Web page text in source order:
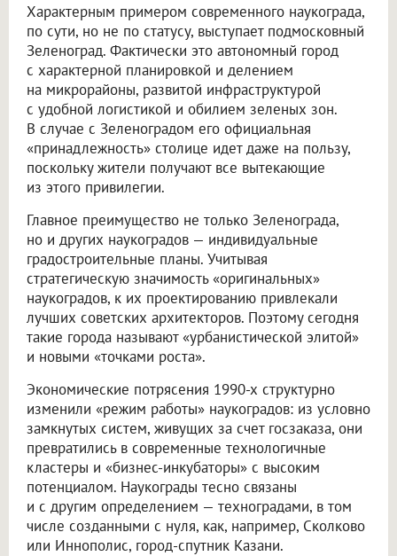
Характерным примером современного наукограда,
по сути, но не по статусу, выступает подмосковный
Зеленоград. Фактически это автономный город
с характерной планировкой и делением
на микрорайоны, развитой инфраструктурой
с удобной логистикой и обилием зеленых зон.
В случае с Зеленоградом его официальная
«принадлежность» столице идет даже на пользу,
поскольку жители получают все вытекающие
из этого привилегии.
Главное преимущество не только Зеленограда,
но и других наукоградов — индивидуальные
градостроительные планы. Учитывая
стратегическую значимость «оригинальных»
наукоградов, к их проектированию привлекали
лучших советских архитекторов. Поэтому сегодня
такие города называют «урбанистической элитой»
и новыми «точками роста».
Экономические потрясения 1990-х структурно
изменили «режим работы» наукоградов: из условно
замкнутых систем, живущих за счет госзаказа, они
превратились в современные технологичные
кластеры и «бизнес-инкубаторы» с высоким
потенциалом. Наукограды тесно связаны
и с другим определением — техноградами, в том
числе созданными с нуля, как, например, Сколково
или Иннополис, город-спутник Казани.